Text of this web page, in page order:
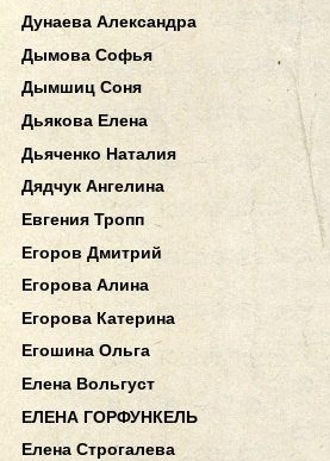
Дунаева Александра
Дымова Софья
Дымшиц Соня
Дьякова Елена
Дьяченко Наталия
Дядчук Ангелина
Евгения Тропп
Егоров Дмитрий
Егорова Алина
Егорова Катерина
Егошина Ольга
Елена Вольгуст
ЕЛЕНА ГОРФУНКЕЛЬ
Елена Строгалева